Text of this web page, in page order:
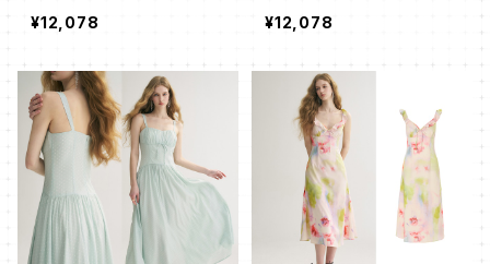
ング
¥12,078
¥12,078